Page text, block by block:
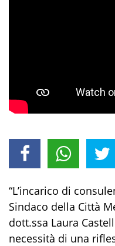
“L’incarico di
Sindaco della Città
dott.ssa Laura
necessità di una